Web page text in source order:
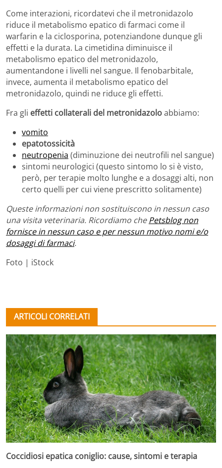
Come interazioni, ricordatevi che il metronidazolo
riduce il metabolismo epatico di farmaci come il
warfarin e la ciclosporina, potenziandone dunque gli
effetti e la durata. La cimetidina diminuisce il
metabolismo epatico del metronidazolo,
aumentandone i livelli nel sangue. Il fenobarbitale,
invece, aumenta il metabolismo epatico del
metronidazolo, quindi ne riduce gli effetti.
Fra gli effetti collaterali del metronidazoloabbiamo:
vomito
epatotossicità
neutropenia (diminuzione dei neutrofili nel sangue)
sintomi neurologici (questo sintomo lo si è visto,
però, per terapie molto lunghe e a dosaggi alti, non
certo quelli per cui viene prescritto solitamente)
Queste informazioni non sostituiscono in nessun caso
una visita veterinaria. Ricordiamo chePetsblog non
fornisce in nessun caso e per nessun motivo nomi e/o
dosaggi di farmaci.
Foto | iStock
ARTICOLI CORRELATI
Coccidiosi epatica coniglio: cause, sintomi e terapia